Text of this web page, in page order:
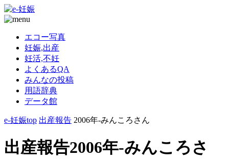
エコー写真
妊娠,出産
妊活,不妊
よくあるQA
みんなの投稿
用語辞典
データ館
e-妊娠top 出産報告 2006年-みんころさん
出産報告2006年-みんころさ